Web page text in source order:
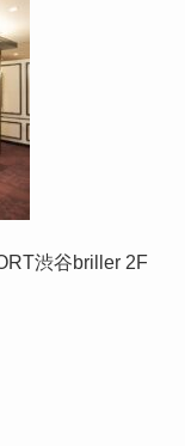
渋谷briller 2F